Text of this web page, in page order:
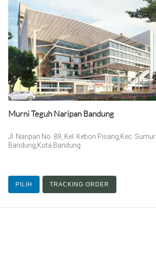
Murni Teguh Naripan Bandung
Jl. Naripan No. 89, Kel. Kebon Pisang,Kec. Sumur
Bandung,Kota Bandung
PILIH TRACKING ORDER